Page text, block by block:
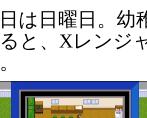
は日曜日。幼
と、Xレンジ